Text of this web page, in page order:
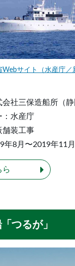
Webサイト（水産庁／
社三保造船所（
：水産庁
舗装工事
年8月〜2019年11月
ら
つるが」